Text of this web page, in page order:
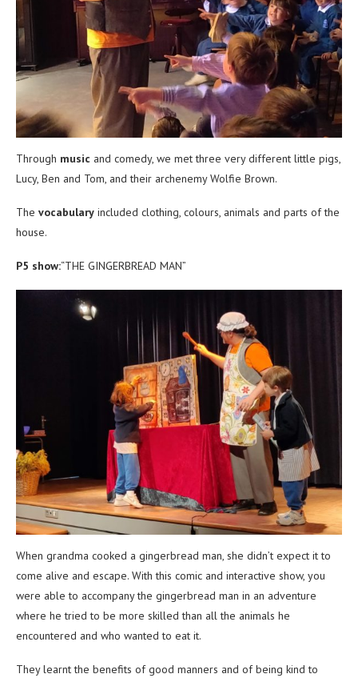
Through music and comedy, we met three very different little pigs,
Lucy, Ben and Tom, and their archenemy Wolfie Brown.
The vocabulary included clothing, colours, animals and parts of the
house.
P5 show:“THE GINGERBREAD MAN”
When grandma cooked a gingerbread man, she didn’t expect it to
come alive and escape. With this comic and interactive show, you
were able to accompany the gingerbread man in an adventure
where he tried to be more skilled than all the animals he
encountered and who wanted to eat it.
They learnt the benefits of good manners and of being kind to